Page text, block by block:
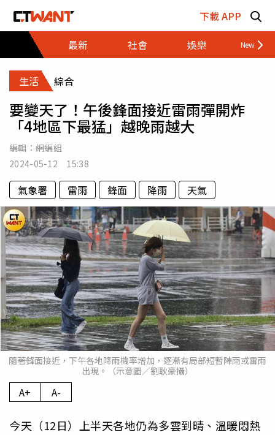
下載 APP
最新
社會 娛樂 財經
生活 綜合
要變天了！午後鋒面接近雷雨彈開炸
「4地區下最猛」越晚雨越大
編輯： 網編組
2024-05-12 15:38
氣象署 雷雨 鋒面 降雨 天氣
隨著鋒面接近，下午各地降雨機率增加，逐漸有局部短暫陣雨或雷雨
出現。（示意圖／劉耿豪攝）
A+ A-
今天（12日）上半天各地仍為多雲到晴、溫暖悶熱